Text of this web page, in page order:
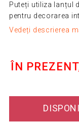
Puteți utiliza lanțul
pentru decorarea
Vedeți descrierea
ÎN